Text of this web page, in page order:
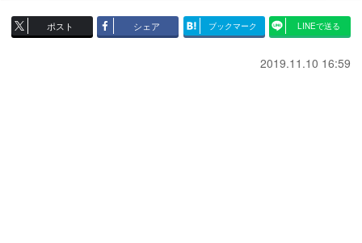
ポスト シェア ブックマーク LINEで送る
2019.11.10 16:59